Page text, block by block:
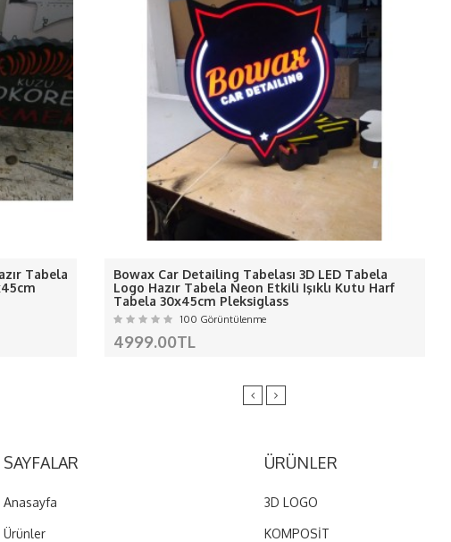
2 değil ledlerin akımı ölçülerek gerektiği kadar adaptör
Renk geçişleri yoktur net renkler de yanar.-
-Dış ortam için arkası silikonla değil 10 mm dekota
-Ledlerimiz kalitelicanlı ışık veren sağlam
-Ledlerimizi kalkma yapmaması için arka plakaya
ÜRÜNÜMÜZ KALIP İMALATI
ÇALIŞMALARINIZ İÇİN LÜTFEN
NOT:
Kargo ve KDV fiyata dahil
ve Kargo da oluşan hasarlardan
Hırvatistan, Danimarka, İspanya, Estonya, Finlandiya, Fransa,
Malta, Hollanda, Polonya, Portekiz, Çek Cumhuriyeti,
AMERİKA
Amerika Birleşik Devletleri ( USA ), Kanada
Tabela
Bowax Car Detailing Tabelası 3D LED Tabela
Logo Hazır Tabela Neon Etkili Işıklı Kutu Harf
Tabela 30x45cm Pleksiglass
100 Görüntülenme
4999.00TL
SAYFALAR
Anasayfa
Ürünler
ÜRÜNLER
3D LOGO
KOMPOSİT